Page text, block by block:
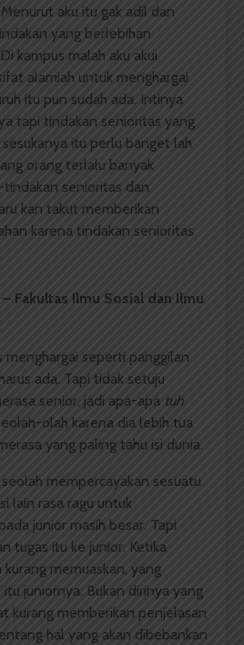
aku itu gak adil dan
yang berlebihan
kampus malah aku akui
alamiah untuk menghargai
itu pun sudah ada. Intinya
tapi tindakan senioritas yang
itu perlu banget lah
orang terlalu banyak
senioritas dan
kan takut memberikan
karena tindakan senioritas
Fakultas Ilmu Sosial dan Ilmu
menghargai seperti panggilan
ada. Tapi tidak setuju
senior, jadi apa-apa tuh
olah karena dia lebih tua
yang paling tahu isi dunia.
mempercayakan sesuatu
lain rasa ragu untuk
junior masih besar. Tapi
tugas itu ke junior. Ketika
memuaskan, yang
juniornya. Bukan dirinya yang
kurang memberikan penjelasan
hal yang akan dibebankan